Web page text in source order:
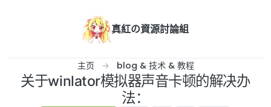
真紅の資源討論組
主页 blog & 技术 & 教程
关于winlator模拟器声音卡顿的解决办
法：